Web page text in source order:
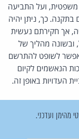
15 לתקנות עזרה משפטית, ועל התביעה
כך, ניתן יהיה
אך חקירתם נעשית
ובשונה מהליך של
לשופט להתרשם
הנאשמים לקיום
העדויות באופן זה.
מהימן ועדכני.